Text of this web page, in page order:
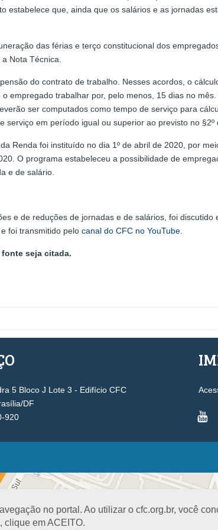
estabelece que, ainda que os salários e as jornadas
das férias e terço constitucional dos
Nota Técnica.
do contrato de trabalho. Nesses acordos, o
empregado trabalhar por, pelo menos, 15 dias no
ser computados como tempo de serviço para
em período igual ou superior ao previsto no
Renda foi instituído no dia 1º de abril de 2020, por
O programa estabeleceu a possibilidade de
e de salário.
e de reduções de jornadas e de salários, foi
foi transmitido pelo canal do CFC no YouTube.
seja citada.
no portal. Ao utilizar o cfc.org.br, você
clique em ACEITO.
5 Bloco J Lote 3 - Edifício CFC
DF
920
VICE-PRESIDÊNCIAS
Administrativa
Controle Interno
Desenvolvimento Profissional